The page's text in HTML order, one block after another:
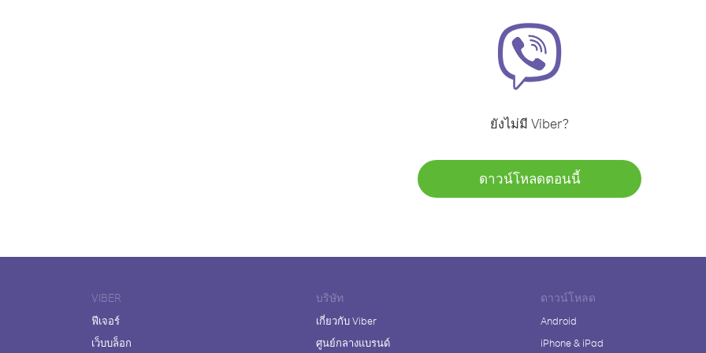
ยังไม่มี Viber?
ดาวน์โหลดตอนนี้
VIBER
ฟีเจอร์
เว็บบล็อก
บริษัท
เกี่ยวกับ Viber
ศูนย์กลางแบรนด์
ดาวน์โหลด
Android
iPhone & iPad